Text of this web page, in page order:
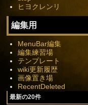
ヒヨクレンリ
編集用
MenuBar編集
編集練習場
テンプレート
wiki更新履歴
画像置き場
RecentDeleted
最新の20件